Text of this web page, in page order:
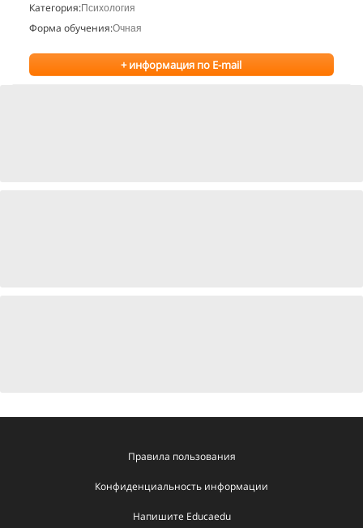
Категория:Психология
Форма обучения:Очная
+ информация по E-mail
Правила пользования
Конфиденциальность информации
Напишите Educaedu